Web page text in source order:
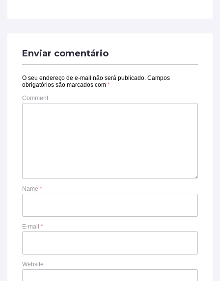
Enviar comentário
O seu endereço de e-mail não será publicado. Campos
obrigatórios são marcados com *
Comment
Name *
E-mail *
Website